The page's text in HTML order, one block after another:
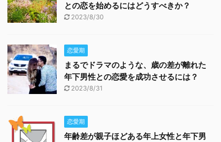
との恋を始めるにはどうすべきか？
2023/8/30
恋愛期
まるでドラマのような、歳の差が離れた
年下男性との恋愛を成功させるには？
2023/8/31
恋愛期
年齢差が親子ほどある年上女性と年下男